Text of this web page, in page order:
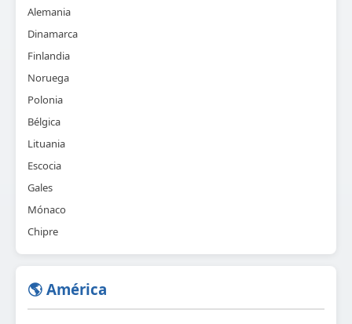
Alemania
Dinamarca
Finlandia
Noruega
Polonia
Bélgica
Lituania
Escocia
Gales
Mónaco
Chipre
🌎 América